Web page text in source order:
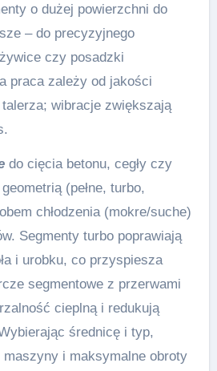
o dużej powierzchni do
– do precyzyjnego
czy posadzki
praca zależy od jakości
wibracje zwiększają
do cięcia betonu, cegły czy
(pełne, turbo,
chłodzenia (mokre/suche)
Segmenty turbo poprawiają
i urobku, co przyspiesza
segmentowe z przerwami
cieplną i redukują
średnicę i typ,
maszyny i maksymalne obroty